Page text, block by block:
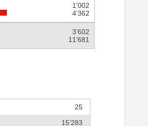
1’002
4’362
3’602
11’681
25
15’283